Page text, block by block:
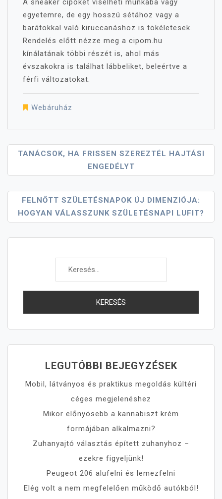
egyetemre, de egy hosszú sétához vagy a
barátokkal való kiruccanáshoz is tökéletesek.
Rendelés előtt nézze meg a cipom.hu
kínálatának többi részét is, ahol más
évszakokra is találhat lábbeliket, beleértve a
férfi változatokat.
Webáruház
Bejegyzés
Navigáció
TANÁCSOK, HA FRISSEN SZEREZTÉL HAJTÁSI
ENGEDÉLYT
FELNŐTT SZÜLETÉSNAPOK ÚJ DIMENZIÓJA:
HOGYAN VÁLASSZUNK SZÜLETÉSNAPI LUFIT?
Keresés:
LEGUTÓBBI BEJEGYZÉSEK
Mobil, látványos és praktikus megoldás kültéri
céges megjelenéshez
Mikor előnyösebb a kannabiszt krém
formájában alkalmazni?
Zuhanyajtó választás épített zuhanyhoz –
ezekre figyeljünk!
Peugeot 206 alufelni és lemezfelni
Elég volt a nem megfelelően működő autókból!